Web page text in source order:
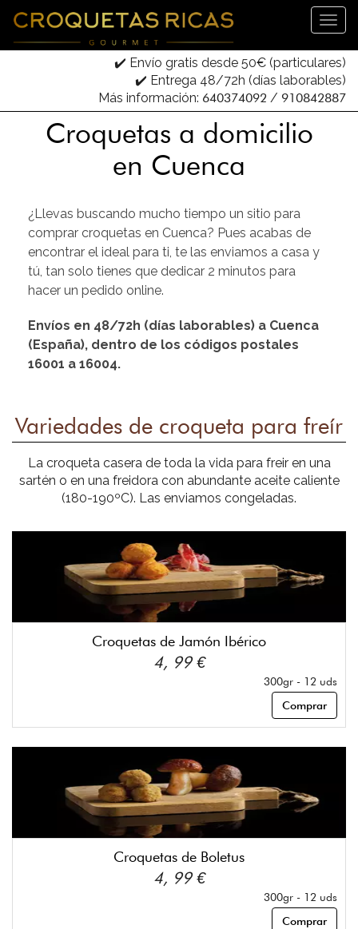
✔️ Envío gratis desde 50€ (particulares)
✔️ Entrega 48/72h (días laborables)
Más información: 640374092 / 910842887
Croquetas a domicilio
en Cuenca
¿Llevas buscando mucho tiempo un sitio para
comprar croquetas en Cuenca? Pues acabas de
encontrar el ideal para ti, te las enviamos a casa y
tú, tan solo tienes que dedicar 2 minutos para
hacer un pedido online.
Envíos en 48/72h (días laborables) a Cuenca
(España), dentro de los códigos postales
16001 a 16004.
Variedades de croqueta para freír
La croqueta casera de toda la vida para freir en una
sartén o en una freidora con abundante aceite caliente
(180-190ºC). Las enviamos congeladas.
Croquetas de Jamón Ibérico
4, 99 €
300gr - 12 uds
Comprar
Croquetas de Boletus
4, 99 €
300gr - 12 uds
Comprar